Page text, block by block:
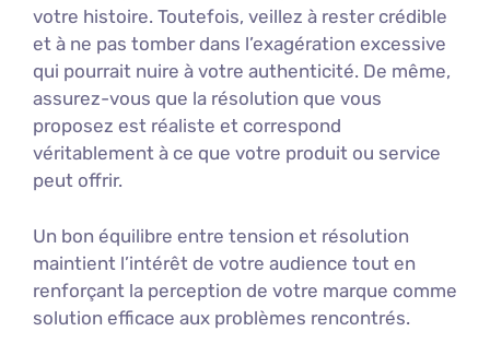
votre histoire. Toutefois, veillez à rester crédible
et à ne pas tomber dans l’exagération excessive
qui pourrait nuire à votre authenticité. De même,
assurez-vous que la résolution que vous
proposez est réaliste et correspond
véritablement à ce que votre produit ou service
peut offrir.
Un bon équilibre entre tension et résolution
maintient l’intérêt de votre audience tout en
renforçant la perception de votre marque comme
solution efficace aux problèmes rencontrés.